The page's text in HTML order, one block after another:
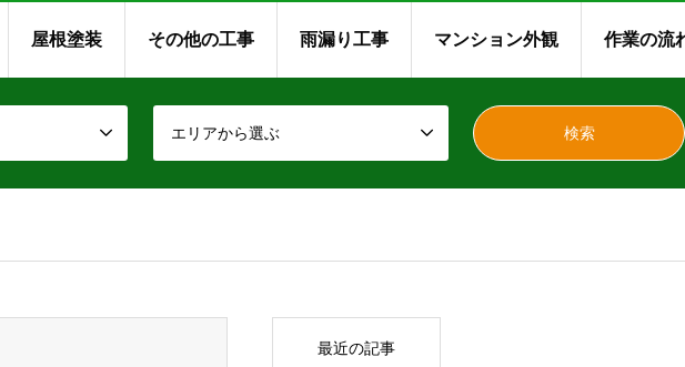
屋根塗装 その他の工事 雨漏り工事 マンション外観 作業の流
エリアから選ぶ
最近の記事